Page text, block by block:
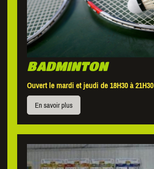
BADMINTON
Ouvert le mardi et jeudi de 18H30 à 21H30
En savoir plus